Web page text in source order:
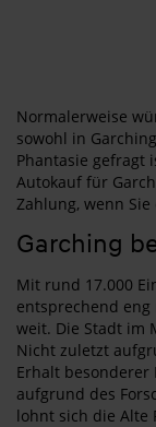
Normalerweise
sowohl in
Phantasie gefragt
Autokauf für
Zahlung, wenn
Garching
Mit rund 17.000
entsprechend
weit. Die Stadt im
Nicht zuletzt
Erhalt besonderer
aufgrund des
lohnt sich die Alte